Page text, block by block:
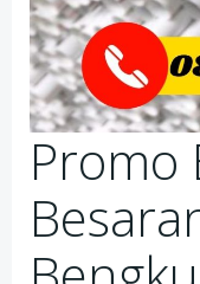
Promo